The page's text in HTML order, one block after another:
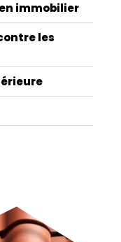
immobilier
les